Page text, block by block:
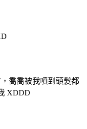
喬喬被我噴到頭髮都
XDDD